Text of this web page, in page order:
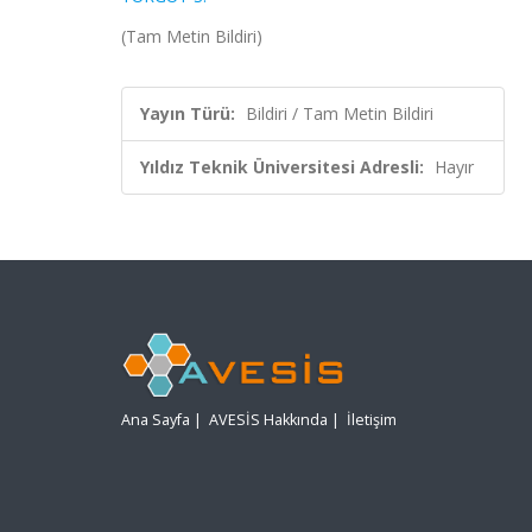
(Tam Metin Bildiri)
Yayın Türü: Bildiri / Tam Metin Bildiri
Yıldız Teknik Üniversitesi Adresli: Hayır
Ana Sayfa | AVESİS Hakkında | İletişim